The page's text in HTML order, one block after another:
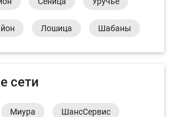
Лошица Шабаны
сети
Миура ШансСервис